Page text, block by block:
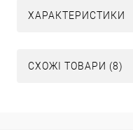
ХАРАКТЕРИСТИКИ
СХОЖІ ТОВАРИ (8)